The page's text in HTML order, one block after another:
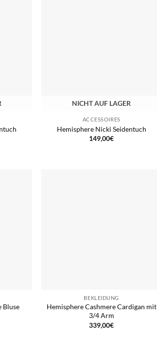
NICHT AUF LAGER
ACCESSOIRES
Hemisphere Nicki Seidentuch
149,00€
Bluse
BEKLEIDUNG
Hemisphere Cashmere Cardigan mit
3/4 Arm
339,00€